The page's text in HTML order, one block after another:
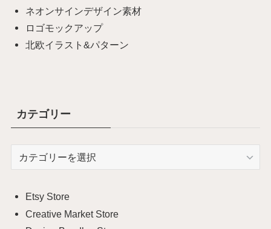
ネオンサインデザイン素材
ロゴモックアップ
北欧イラスト&パターン
カテゴリー
リ
ー
Etsy Store
Creative Market Store